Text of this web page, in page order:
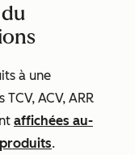
à une
ACV, ARR
affichées au-
.